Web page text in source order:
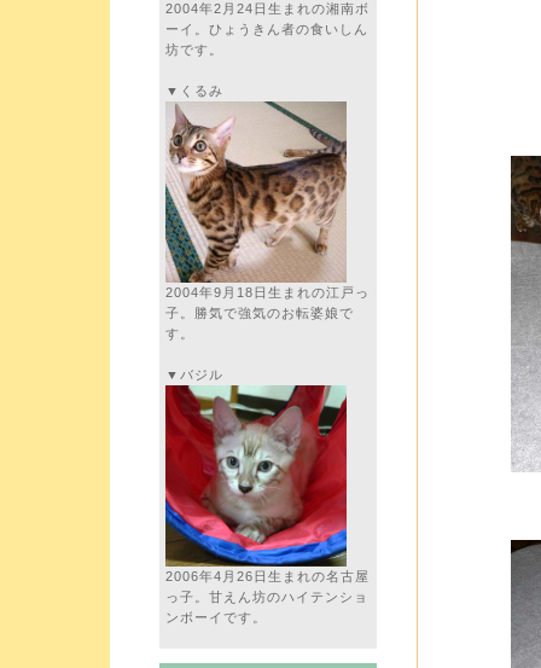
2004年2月24日生まれの湘南ボ
ーイ。ひょうきん者の食いしん
坊です。
▼くるみ
2004年9月18日生まれの江戸っ
子。勝気で強気のお転婆娘で
す。
▼バジル
2006年4月26日生まれの名古屋
っ子。甘えん坊のハイテンショ
ンボーイです。